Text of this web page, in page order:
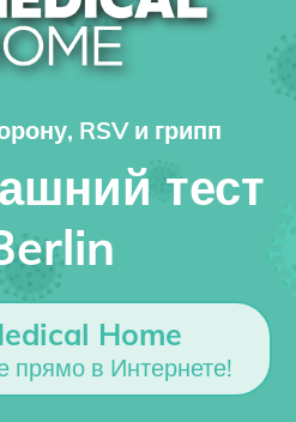
RSV и грипп
тест
Home
прямо в Интернете!